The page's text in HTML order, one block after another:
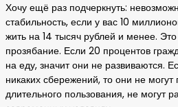
Хочу ещё раз подчеркнуть:
стабильность, если у вас 10
жить на 14 тысяч рублей и менее.
прозябание. Если 20 процентов
на еду, значит они не развиваются.
никаких сбережений, то они не
длительного пользования, не могут